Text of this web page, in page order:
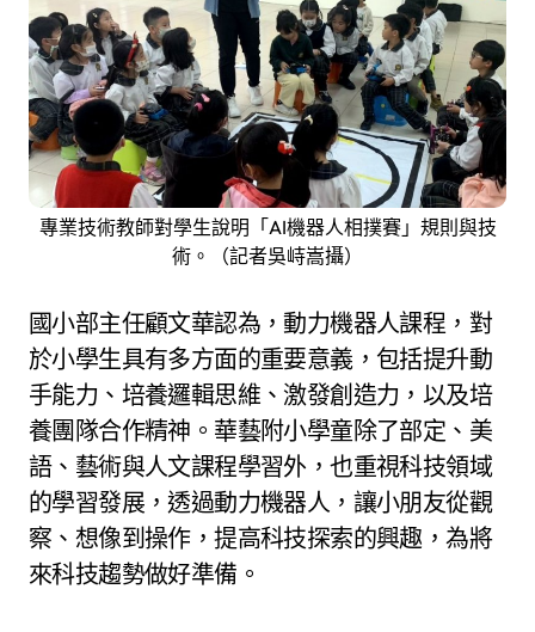
專業技術教師對學生說明「AI機器人相撲賽」規則與技
術。（記者吳峙嵩攝）
國小部主任顧文華認為，動力機器人課程，對
於小學生具有多方面的重要意義，包括提升動
手能力、培養邏輯思維、激發創造力，以及培
養團隊合作精神。華藝附小學童除了部定、美
語、藝術與人文課程學習外，也重視科技領域
的學習發展，透過動力機器人，讓小朋友從觀
察、想像到操作，提高科技探索的興趣，為將
來科技趨勢做好準備。